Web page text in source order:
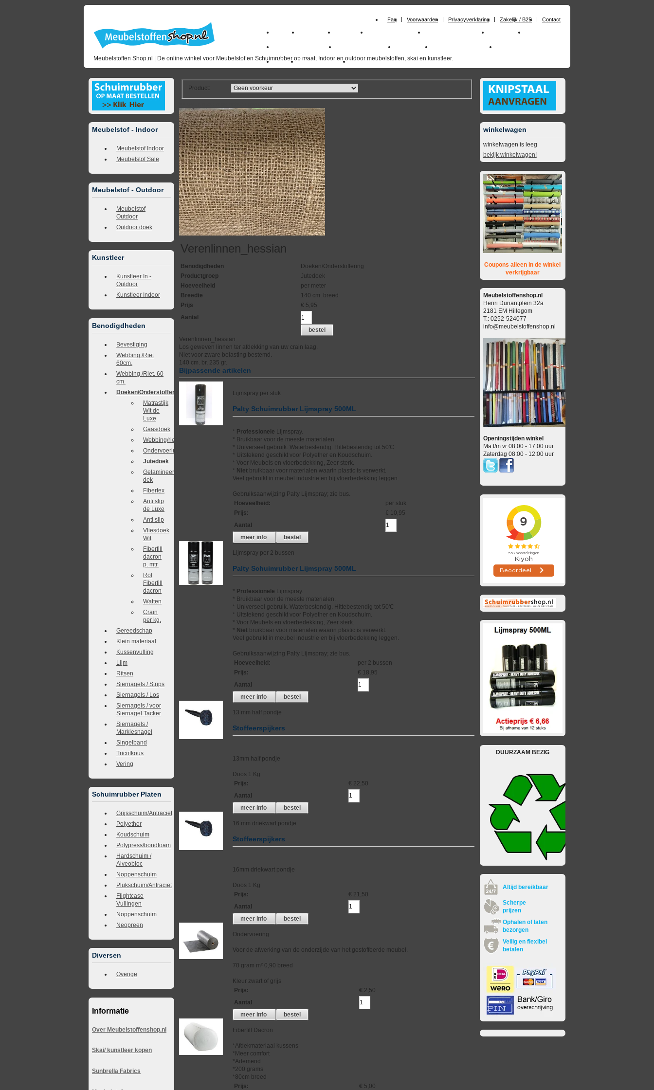
Faq Voorwaarden Privacyverklaring Zakelijk / B2B Contact
Meubelstoffen Shop.nl | De online winkel voor Meubelstof en Schuimrubber op maat, Indoor en outdoor meubelstoffen, skai en kunstleer.
Home Meubelstof Kunstleer Schuimrubberplaten Schuimrubber op maat Materialen
milano_outdoorstoffen skai kunstleer kopen outdoorstof skai_kunstleer outdoor
Outlet Meubelstof indoor duurzaam
Meubelstof - Indoor
Meubelstof Indoor
Meubelstof Sale
Meubelstof - Outdoor
Meubelstof
Outdoor
Outdoor doek
Kunstleer
Kunstleer In -
Outdoor
Kunstleer Indoor
Benodigdheden
Bevestiging
Webbing /Riet
60cm.
Webbing /Riet. 60
cm.
Doeken/Onderstoffering
Matrastijk
Wit de
Luxe
Gaasdoek
Webbing/riet
Ondervoering
Jutedoek
Gelamineerd
dek
Fibertex
Anti slip
de Luxe
Anti slip
Vliesdoek
Wit
Fiberfill
dacron
p. mtr.
Rol
Fiberfill
dacron
Watten
Crain
per kg.
Gereedschap
Klein materiaal
Kussenvulling
Lijm
Ritsen
Siernagels / Strips
Siernagels / Los
Siernagels / voor
Siernagel Tacker
Siernagels /
Markiesnagel
Singelband
Tricotkous
Vering
Schuimrubber Platen
Grijsschuim/Antraciet
Polyether
Koudschuim
Polypress/bondfoam
Hardschuim /
Alveobloc
Noppenschuim
Plukschuim/Antraciet
Flightcase
Vullingen
Noppenschuim
Neopreen
Diversen
Overige
Informatie
Over Meubelstoffenshop.nl
Skai/ kunstleer kopen
Sunbrella Fabrics
Product:
Verenlinnen_hessian
Benodigdheden
Doeken/Onderstoffering
Productgroep
Jutedoek
Hoeveelheid
per meter
Breedte
140 cm. breed
Prijs
€ 5,95
Aantal
bestel
Verenlinnen_hessian
Los geweven linnen ter afdekking van uw crain laag.
Niet voor zware belasting bestemd.
140 cm. br, 235 gr.
Bijpassende artikelen
Lijmspray per stuk
Palty Schuimrubber Lijmspray 500ML
* Professionele Lijmspray.
* Bruikbaar voor de meeste materialen.
* Universeel gebruik. Waterbestendig. Hittebestendig tot 50'C
* Uitstekend geschikt voor Polyether en Koudschuim.
* Voor Meubels en vloerbedekking, Zeer sterk.
* Niet bruikbaar voor materialen waarin plastic is verwerkt.
Veel gebruikt in meubel industrie en bij vloerbedekking leggen.
Gebruiksaanwijzing Palty Lijmspray; zie bus.
Hoeveelheid :
per stuk
Prijs:
€ 10,95
Aantal
meer info
bestel
Lijmspray per 2 bussen
Palty Schuimrubber Lijmspray 500ML
* Professionele Lijmspray.
* Bruikbaar voor de meeste materialen.
* Universeel gebruik. Waterbestendig. Hittebestendig tot 50'C
* Uitstekend geschikt voor Polyether en Koudschuim.
* Voor Meubels en vloerbedekking, Zeer sterk.
* Niet bruikbaar voor materialen waarin plastic is verwerkt.
Veel gebruikt in meubel industrie en bij vloerbedekking leggen.
Gebruiksaanwijzing Palty Lijmspray; zie bus.
Hoeveelheid :
per 2 bussen
Prijs:
€ 18,95
Aantal
meer info
bestel
13 mm half pondje
Stoffeerspijkers
13mm half pondje
Doos 1 Kg
Prijs:
€ 22,50
Aantal
meer info
bestel
16 mm driekwart pondje
Stoffeerspijkers
16mm driekwart pondje
Doos 1 Kg
Prijs:
€ 21,50
Aantal
meer info
bestel
Ondervoering
Voor de afwerking van de onderzijde van het gestoffeerde meubel.
70 gram m² 0,90 breed
Kleur zwart of grijs
Prijs:
€ 2,50
Aantal
meer info
bestel
Fiberfill Dacron
*Afdekmateriaal kussens
*Meer comfort
*Ademend
*200 grams
*80cm breed
Prijs:
€ 5,00
winkelwagen
winkelwagen is leeg
bekijk winkelwagen!
Coupons alleen in de winkel
verkrijgbaar
Meubelstoffenshop.nl
Henri Dunantplein 32a
2181 EM Hillegom
T.: 0252-524077
info@meubelstoffenshop.nl
Openingstijden winkel
Ma t/m vr 08:00 - 17:00 uur
Zaterdag 08:00 - 12:00 uur
DUURZAAM BEZIG
Altijd bereikbaar
Scherpe
prijzen
Ophalen of laten
bezorgen
Veilig en flexibel
betalen